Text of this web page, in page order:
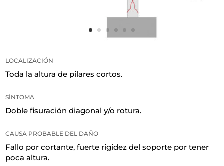
LOCALIZACIÓN
Toda la altura de pilares cortos.
SÍNTOMA
Doble fisuración diagonal y/o rotura.
CAUSA PROBABLE DEL DAÑO
Fallo por cortante, fuerte rigidez del soporte por tener
poca altura.